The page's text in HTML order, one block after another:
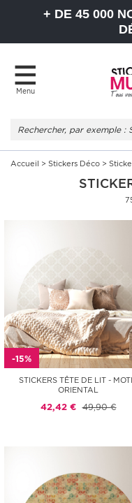
+ DE 45 000
Menu
Accueil > Stickers Déco >
-15%
STICKERS TÊTE DE LIT -
ORIENTAL
42,42 € 49,90 €